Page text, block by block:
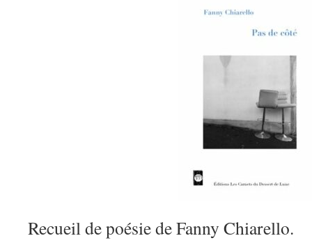
Recueil de poésie de Fanny Chiarello.